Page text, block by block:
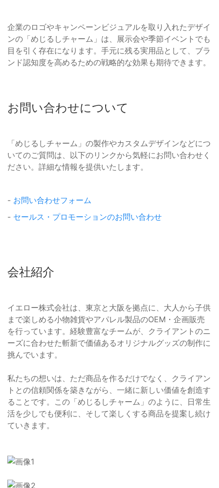
企業のロゴやキャンペーンビジュアルを取り入れたデザイ
ンの「めじるしチャーム」は、展示会や季節イベントでも
目を引く存在になります。手元に残る実用品として、ブラ
ンド認知度を高めるための戦略的な効果も期待できます。
お問い合わせについて
「めじるしチャーム」の製作やカスタムデザインなどにつ
いてのご質問は、以下のリンクから気軽にお問い合わせく
ださい。詳細な情報を提供いたします。
- お問い合わせフォーム
- セールス・プロモーションのお問い合わせ
会社紹介
イエロー株式会社は、東京と大阪を拠点に、大人から子供
まで楽しめる小物雑貨やアパレル製品のOEM・企画販売
を行っています。経験豊富なチームが、クライアントのニ
ーズに合わせた斬新で価値あるオリジナルグッズの制作に
挑んでいます。
私たちの想いは、ただ商品を作るだけでなく、クライアン
トとの信頼関係を築きながら、一緒に新しい価値を創造す
ることです。この「めじるしチャーム」のように、日常生
活を少しでも便利に、そして楽しくする商品を提案し続け
ていきます。